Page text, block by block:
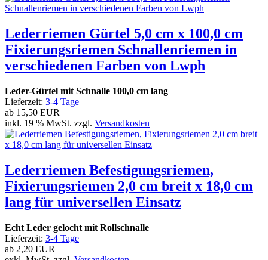
Lederriemen Gürtel 5,0 cm x 100,0 cm
Fixierungsriemen Schnallenriemen in
verschiedenen Farben von Lwph
Leder-Gürtel mit Schnalle 100,0 cm lang
Lieferzeit: 3-4 Tage
ab 15,50 EUR
inkl. 19 % MwSt. zzgl. Versandkosten
Lederriemen Befestigungsriemen,
Fixierungsriemen 2,0 cm breit x 18,0 cm
lang für universellen Einsatz
Echt Leder gelocht mit Rollschnalle
Lieferzeit: 3-4 Tage
ab 2,20 EUR